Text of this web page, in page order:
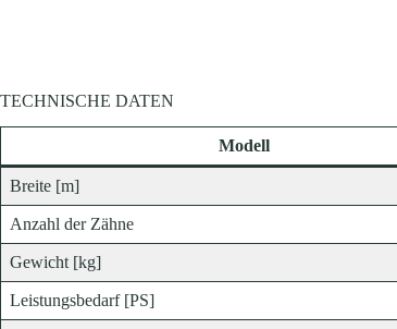
TECHNISCHE DATEN
Modell
Breite [m]
Anzahl der Zähne
Gewicht [kg]
Leistungsbedarf [PS]